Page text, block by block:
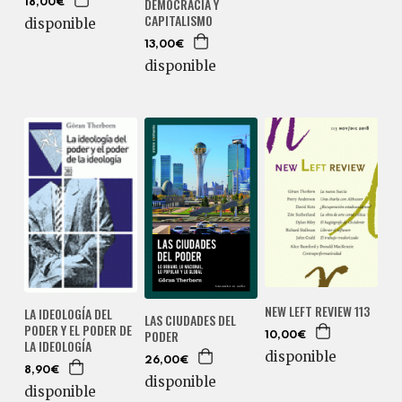
18,00€
disponible
DEMOCRACIA Y
CAPITALISMO
13,00€
disponible
LA IDEOLOGÍA DEL
PODER Y EL PODER DE
LA IDEOLOGÍA
8,90€
disponible
LAS CIUDADES DEL
PODER
26,00€
disponible
NEW LEFT REVIEW 113
10,00€
disponible